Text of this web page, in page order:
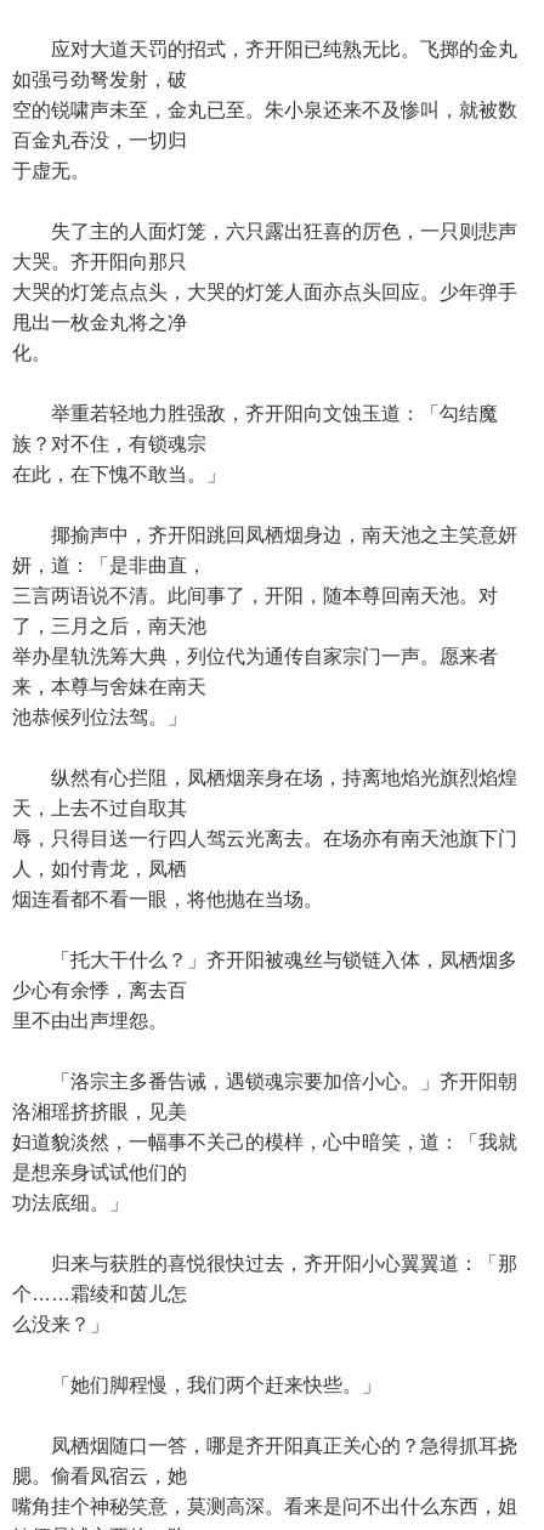
应对大道天罚的招式，齐开阳已纯熟无比。飞掷的金丸
如强弓劲弩发射，破
空的锐啸声未至，金丸已至。朱小泉还来不及惨叫，就被数
百金丸吞没，一切归
于虚无。
失了主的人面灯笼，六只露出狂喜的厉色，一只则悲声
大哭。齐开阳向那只
大哭的灯笼点点头，大哭的灯笼人面亦点头回应。少年弹手
甩出一枚金丸将之净
化。
举重若轻地力胜强敌，齐开阳向文蚀玉道：「勾结魔
族？对不住，有锁魂宗
在此，在下愧不敢当。」
揶揄声中，齐开阳跳回凤栖烟身边，南天池之主笑意妍
妍，道：「是非曲直，
三言两语说不清。此间事了，开阳，随本尊回南天池。对
了，三月之后，南天池
举办星轨洗筹大典，列位代为通传自家宗门一声。愿来者
来，本尊与舍妹在南天
池恭候列位法驾。」
纵然有心拦阻，凤栖烟亲身在场，持离地焰光旗烈焰煌
天，上去不过自取其
辱，只得目送一行四人驾云光离去。在场亦有南天池旗下门
人，如付青龙，凤栖
烟连看都不看一眼，将他抛在当场。
「托大干什么？」齐开阳被魂丝与锁链入体，凤栖烟多
少心有余悸，离去百
里不由出声埋怨。
「洛宗主多番告诫，遇锁魂宗要加倍小心。」齐开阳朝
洛湘瑶挤挤眼，见美
妇道貌淡然，一幅事不关己的模样，心中暗笑，道：「我就
是想亲身试试他们的
功法底细。」
归来与获胜的喜悦很快过去，齐开阳小心翼翼道：「那
个……霜绫和茵儿怎
么没来？」
「她们脚程慢，我们两个赶来快些。」
凤栖烟随口一答，哪是齐开阳真正关心的？急得抓耳挠
腮。偷看凤宿云，她
嘴角挂个神秘笑意，莫测高深。看来是问不出什么东西，姐